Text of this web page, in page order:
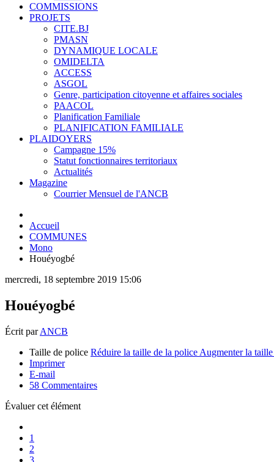
COMMISSIONS
PROJETS
CITE.BJ
PMASN
DYNAMIQUE LOCALE
OMIDELTA
ACCESS
ASGOL
Genre, participation citoyenne et affaires sociales
PAACOL
Planification Familiale
PLANIFICATION FAMILIALE
PLAIDOYERS
Campagne 15%
Statut fonctionnaires territoriaux
Actualités
Magazine
Courrier Mensuel de l'ANCB
Accueil
COMMUNES
Mono
Houéyogbé
mercredi, 18 septembre 2019 15:06
Houéyogbé
Écrit parANCB
Taille de police Réduire la taille de la police Augmenter la
Imprimer
E-mail
58 Commentaires
Évaluer cet élément
1
2
3